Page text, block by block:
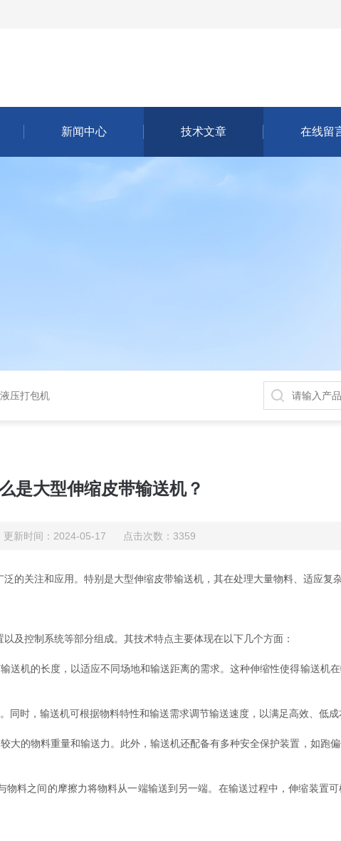
新闻中心 技术文章 在线留
压打包机
是大型伸缩皮带输送机？
更新时间：2024-05-17 点击次数：3359
关注和应用。特别是大型伸缩皮带输送机，其在处理大量物料、适应复
控制系统等部分组成。其技术特点主要体现在以下几个方面：
机的长度，以适应不同场地和输送距离的需求。这种伸缩性使得输送机在
，输送机可根据物料特性和输送需求调节输送速度，以满足高效、低成
的物料重量和输送力。此外，输送机还配备有多种安全保护装置，如跑
之间的摩擦力将物料从一端输送到另一端。在输送过程中，伸缩装置可